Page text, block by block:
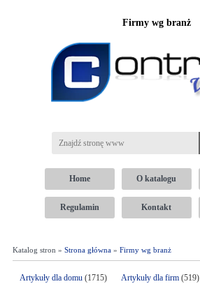
Firmy wg branż
Home O katalogu
Regulamin Kontakt
Katalog stron » Strona główna» Firmy wg branż
Artykuły dla domu(1715) Artykuły dla firm(519)